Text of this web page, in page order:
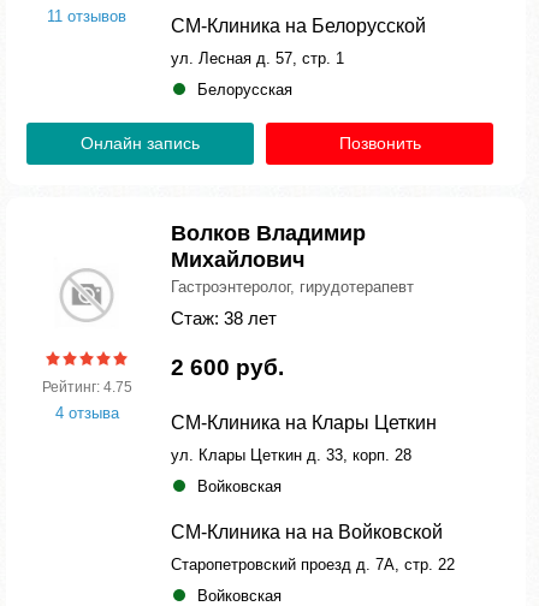
11 отзывов СМ-Клиника на Белорусской
ул. Лесная д. 57, стр. 1
Белорусская
Онлайн запись Позвонить
Рейтинг: 4.75
4 отзыва
Волков Владимир
Михайлович
Гастроэнтеролог, гирудотерапевт
Стаж: 38 лет
2 600 руб.
СМ-Клиника на Клары Цеткин
ул. Клары Цеткин д. 33, корп. 28
Войковская
СМ-Клиника на на Войковской
Старопетровский проезд д. 7А, стр. 22
Войковская